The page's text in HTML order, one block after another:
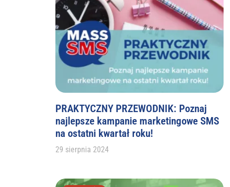
PRAKTYCZNY PRZEWODNIK: Poznaj
najlepsze kampanie marketingowe SMS
na ostatni kwartał roku!
29 sierpnia 2024